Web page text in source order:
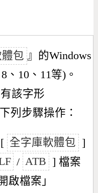
包 』的Windows
、10、11等)。
該字形
列步驟操作：
全字庫軟體包 ]
/ ATB ] 檔案
啟檔案」